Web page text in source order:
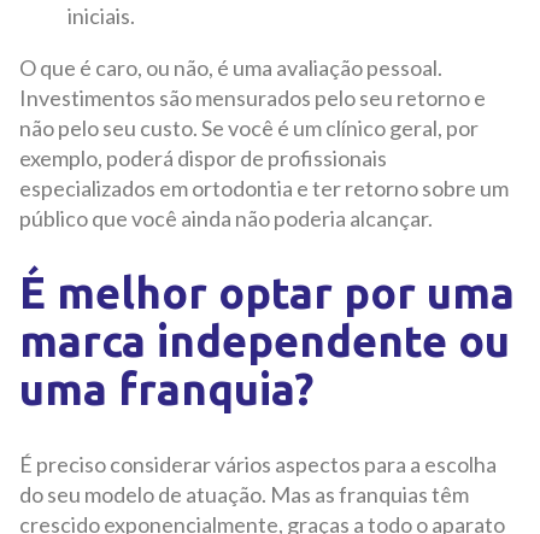
iniciais.
O que é caro, ou não, é uma avaliação pessoal.
Investimentos são mensurados pelo seu retorno e
não pelo seu custo. Se você é um clínico geral, por
exemplo, poderá dispor de profissionais
especializados em ortodontia e ter retorno sobre um
público que você ainda não poderia alcançar.
É melhor optar por uma
marca independente ou
uma franquia?
É preciso considerar vários aspectos para a escolha
do seu modelo de atuação. Mas as franquias têm
crescido exponencialmente, graças a todo o aparato